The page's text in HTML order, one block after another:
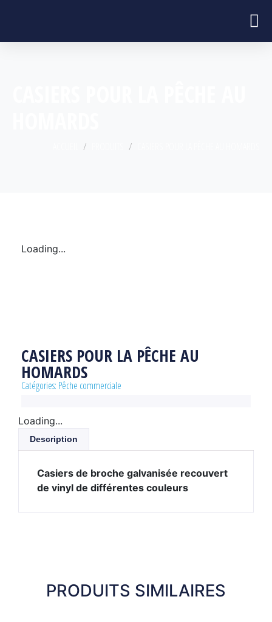
Loading...
CASIERS POUR LA PÊCHE AU
HOMARDS
Catégories: Pêche commerciale
Loading...
Description
Casiers de broche galvanisée recouvert
de vinyl de différentes couleurs
PRODUITS SIMILAIRES